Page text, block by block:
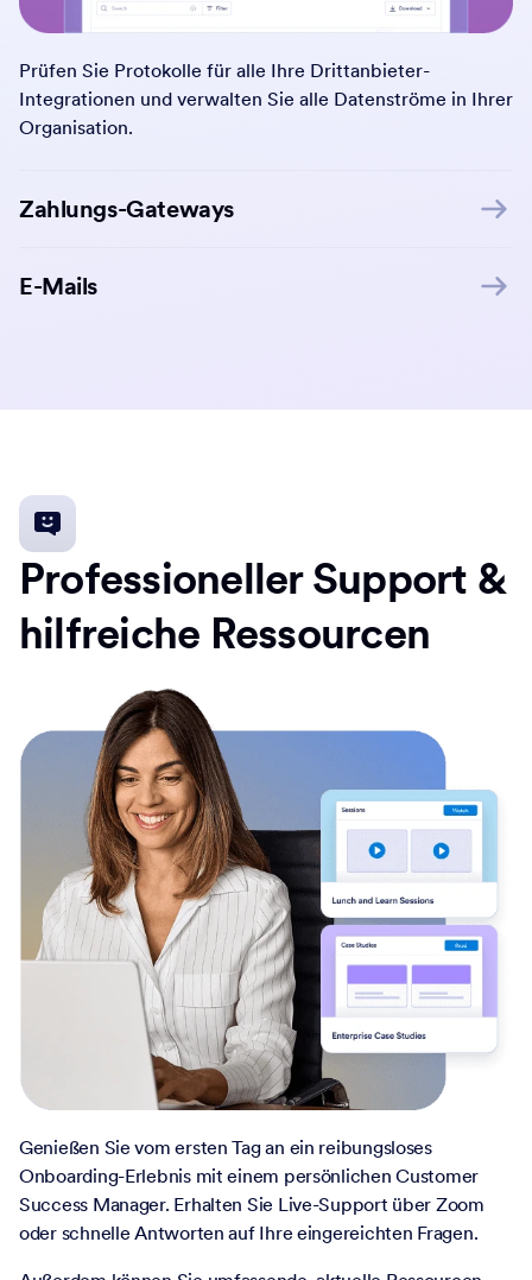
Prüfen Sie Protokolle für alle Ihre Drittanbieter-
Integrationen und verwalten Sie alle Datenströme in Ihrer
Organisation.
Zahlungs-Gateways
E-Mails
Professioneller Support &
hilfreiche Ressourcen
Genießen Sie vom ersten Tag an ein reibungsloses
Onboarding-Erlebnis mit einem persönlichen Customer
Success Manager. Erhalten Sie Live-Support über Zoom
oder schnelle Antworten auf Ihre eingereichten Fragen.